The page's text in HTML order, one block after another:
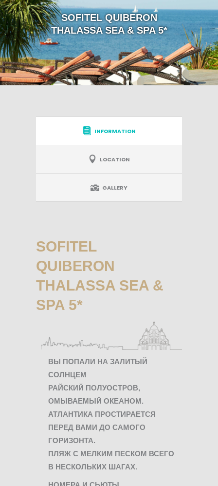
SOFITEL QUIBERON
THALASSA SEA & SPA 5*
INFORMATION
LOCATION
GALLERY
SOFITEL
QUIBERON
THALASSA SEA &
SPA 5*
ВЫ ПОПАЛИ НА ЗАЛИТЫЙ
СОЛНЦЕМ
РАЙСКИЙ ПОЛУОСТРОВ,
ОМЫВАЕМЫЙ ОКЕАНОМ.
АТЛАНТИКА ПРОСТИРАЕТСЯ
ПЕРЕД ВАМИ ДО САМОГО
ГОРИЗОНТА.
ПЛЯЖ С МЕЛКИМ ПЕСКОМ ВСЕГО
В НЕСКОЛЬКИХ ШАГАХ.